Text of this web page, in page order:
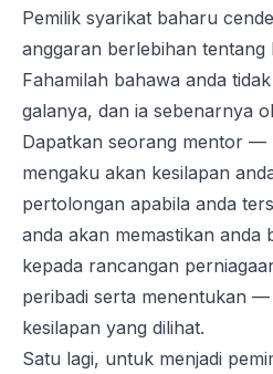
Pemilik syarikat baharu
anggaran berlebihan tentang
Fahamilah bahawa anda
galanya, dan ia sebenarnya
Dapatkan seorang mentor —
mengaku akan kesilapan
pertolongan apabila anda
anda akan memastikan anda
kepada rancangan
peribadi serta menentukan
kesilapan yang dilihat.
Satu lagi, untuk menjadi